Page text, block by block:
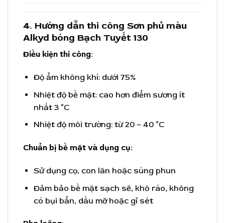
4. Hướng dẫn thi công Sơn phủ màu
Alkyd bóng Bạch Tuyết 130
Điều kiện thi công:
Độ ẩm không khí: dưới 75%
Nhiệt độ bề mặt: cao hơn điểm sương ít
nhất 3 °C
Nhiệt độ môi trường: từ 20 – 40 °C
Chuẩn bị bề mặt và dụng cụ:
Sử dụng cọ, con lăn hoặc súng phun
Đảm bảo bề mặt sạch sẽ, khô ráo, không
có bụi bẩn, dầu mỡ hoặc gỉ sét